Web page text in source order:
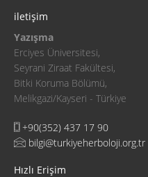
iletişim
Yazışma
Erciyes Üniversitesi,
Seyrani Ziraat Fakültesi,
Bitki Koruma Bölümü,
Melikgazi/Kayseri - Türkiye
+90(352) 437 17 90
bilgi@turkiyeherboloji.org.tr
Hızlı Erişim